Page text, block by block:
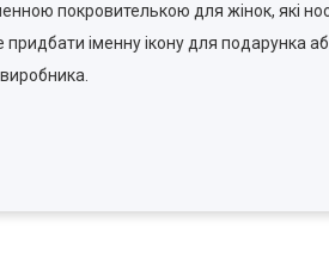
покровителькою для жінок, які
іменну ікону для подарунка